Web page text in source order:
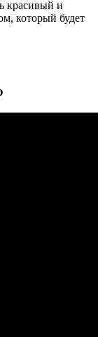
красивый и
который будет